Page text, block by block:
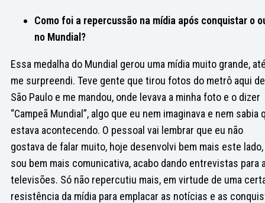
Como foi a repercussão na mídia após conquistar o
no Mundial?
Essa medalha do Mundial gerou uma mídia muito grande,
me surpreendi. Teve gente que tirou fotos do metrô aqui de
São Paulo e me mandou, onde levava a minha foto e o dizer
“Campeã Mundial”, algo que eu nem imaginava e nem sabia
estava acontecendo. O pessoal vai lembrar que eu não
gostava de falar muito, hoje desenvolvi bem mais este lado,
sou bem mais comunicativa, acabo dando entrevistas para
televisões. Só não repercutiu mais, em virtude de uma
resistência da mídia para emplacar as notícias e as